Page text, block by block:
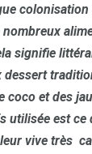
colonisation
signifie
dessert
coco et des
utilisée est ce
vive très